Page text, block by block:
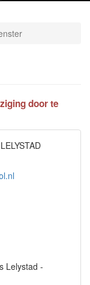
door te
Lelystad -